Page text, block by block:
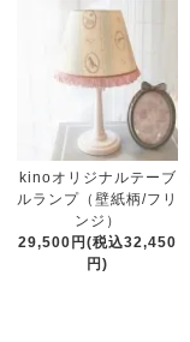
kinoオリジナルテーブ
ルランプ（壁紙柄/フリ
ンジ）
29,500円(税込32,450
円)